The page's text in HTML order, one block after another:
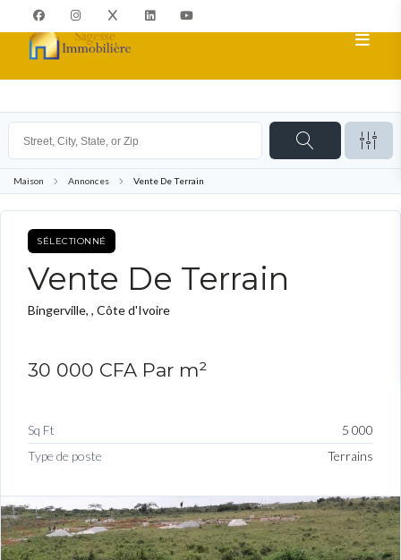
Maison Annonces Vente De Terrain
SÉLECTIONNÉ
Vente De Terrain
Bingerville, , Côte d'Ivoire
30 000 CFA Par m²
Sq Ft
5 000
Type de poste
Terrains